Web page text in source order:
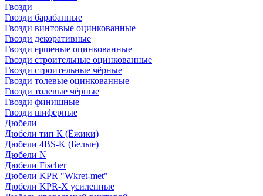
Гвозди
Гвозди барабанные
Гвозди винтовые оцинкованные
Гвозди декоративные
Гвозди ершеные оцинкованные
Гвозди строительные оцинкованные
Гвозди строительные чёрные
Гвозди толевые оцинкованные
Гвозди толевые чёрные
Гвозди финишные
Гвозди шиферные
Дюбели
Дюбели тип К (Ёжики)
Дюбели 4BS-K (Белые)
Дюбели N
Дюбели Fischer
Дюбели KPR "Wkret-met"
Дюбели KPR-Х усиленные